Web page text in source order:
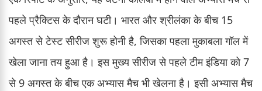
पहले प्रैक्टिस के दौरान घटी। भारत और श्रीलंका के बीच 15
अगस्त से टेस्ट सीरीज शुरू होनी है, जिसका पहला मुकाबला गॉल में
खेला जाना तय हुआ है। इस मुख्य सीरीज से पहले टीम इंडिया को 7
से 9 अगस्त के बीच एक अभ्यास मैच भी खेलना है। इसी अभ्यास मैच